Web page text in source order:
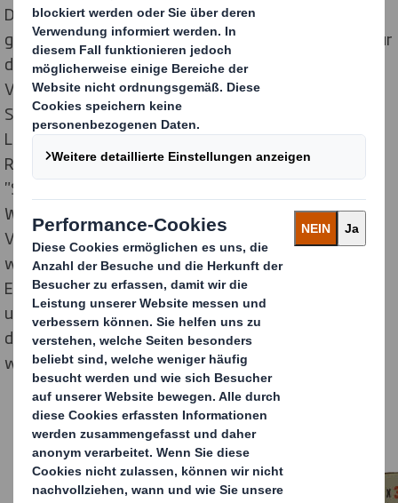
Der im Vereinigten Königreich führende Anbieter von
getrockneten Früchten, Nüssen und Samen hat sich für
die Entwicklung einer maßgeschneiderten
Verpackungslösung für seine Produktreihe „Full of
Super“ an den Verpackungs- und
Lieferkettenspezialisten DS Smith gewandt. Die neue
Reihe gesunder Snacks hat als Schwerpunkt
"Superfood"-Zutaten wie Acai, Quinoa und Kakao.
Whitworths beliefert seit 130 Jahren britische
Verbraucher. Für DS Smith hat sich das Unternehmen
wegen deren Kompetenz im Digitaldruck für
Einzelhandel-Lösungen entschieden. Die neue Reihe
umfasst sechs verschiedene Produkte, darum gab es
definitiven Bedarf an einem flexiblen und gleichzeitig
wirkungsvollen Verpackungsdesign.